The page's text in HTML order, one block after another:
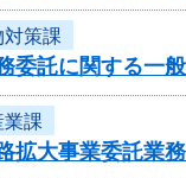
対策課
委託に関する一
業課
拡大事業委託業